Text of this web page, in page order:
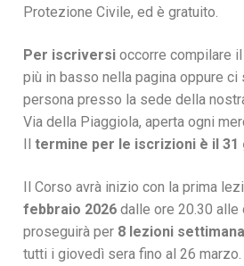
Protezione Civile, ed è gratuito.
Per iscriversi occorre compilare
più in basso nella pagina oppure
persona presso la sede della
Via della Piaggiola, aperta ogni
Il termine per le iscrizioni è il 31
Il Corso avrà inizio con la prima
febbraio 2026 dalle ore 20.30 alle
proseguirà per 8 lezioni
tutti i giovedì sera fino al 26